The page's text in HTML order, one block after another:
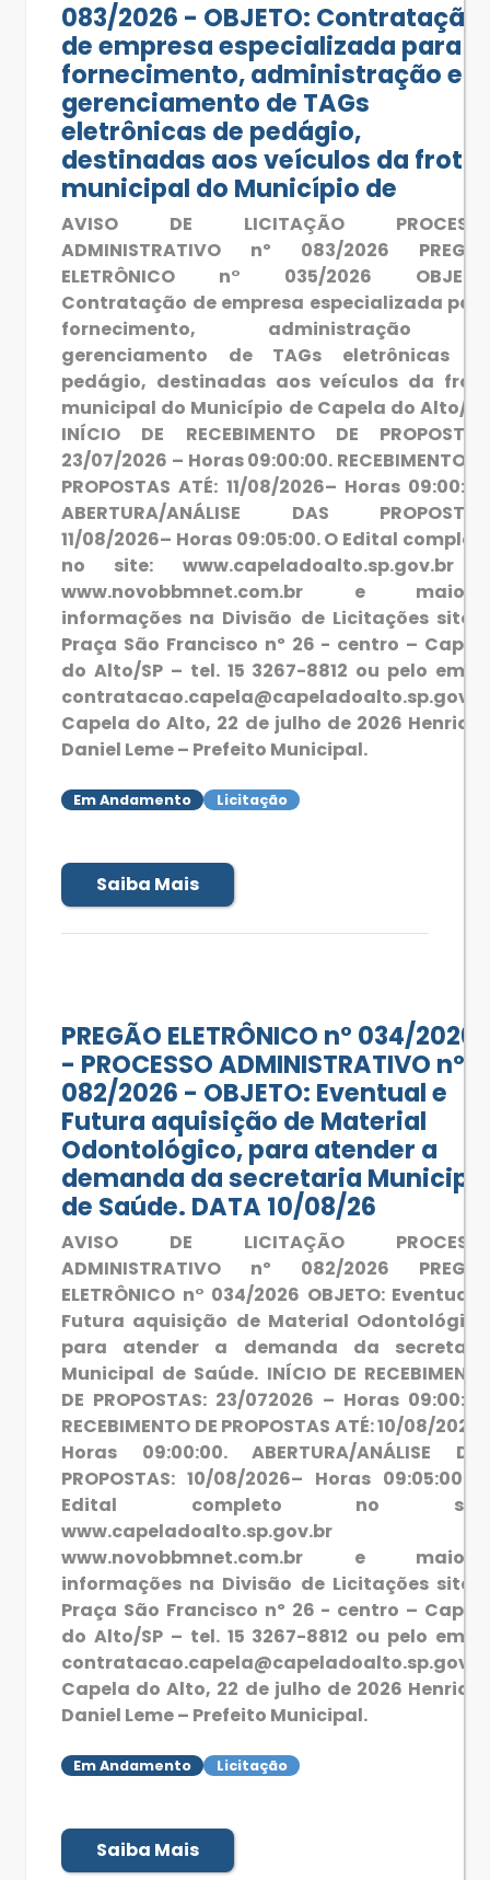
083/2026 - OBJETO: Contratação
de empresa especializada para
fornecimento, administração e
gerenciamento de TAGs
eletrônicas de pedágio,
destinadas aos veículos da frota
municipal do Município de
AVISO DE LICITAÇÃO
ADMINISTRATIVO nº 083/2026
ELETRÔNICO n° 035/2026
Contratação de empresa especializada
fornecimento, administração
gerenciamento de TAGs eletrônicas
pedágio, destinadas aos veículos da
municipal do Município de Capela do Alto/
INÍCIO DE RECEBIMENTO DE
23/07/2026 – Horas 09:00:00. RECEBIMENTO
PROPOSTAS ATÉ: 11/08/2026– Horas
ABERTURA/ANÁLISE DAS
11/08/2026– Horas 09:05:00. O Edital
no site: www.capeladoalto.sp.gov.br
www.novobbmnet.com.br e
informações na Divisão de Licitações sito
Praça São Francisco nº 26 - centro –
do Alto/SP – tel. 15 3267-8812 ou pelo
Capela do Alto, 22 de julho de 2026
Daniel Leme – Prefeito Municipal.
Em Andamento Licitação
Saiba Mais
PREGÃO ELETRÔNICO n° 034/2026
- PROCESSO ADMINISTRATIVO nº
082/2026 - OBJETO: Eventual e
Futura aquisição de Material
Odontológico, para atender a
demanda da secretaria
de Saúde. DATA 10/08/26
AVISO DE LICITAÇÃO
ADMINISTRATIVO nº 082/2026
ELETRÔNICO n° 034/2026 OBJETO: Eventual
Futura aquisição de Material
para atender a demanda da
Municipal de Saúde. INÍCIO DE
DE PROPOSTAS: 23/072026 – Horas
RECEBIMENTO DE PROPOSTAS ATÉ: 10/08/
Horas 09:00:00. ABERTURA/ANÁLISE
PROPOSTAS: 10/08/2026– Horas 09:05:00.
Edital completo no
www.capeladoalto.sp.gov.br
www.novobbmnet.com.br e
informações na Divisão de Licitações sito
Praça São Francisco nº 26 - centro –
do Alto/SP – tel. 15 3267-8812 ou pelo
Capela do Alto, 22 de julho de 2026
Daniel Leme – Prefeito Municipal.
Em Andamento Licitação
Saiba Mais